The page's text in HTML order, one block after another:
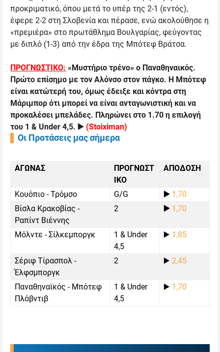
προκριματικό, όπου μετά το υπέρ της 2-1 (εντός),
έφερε 2-2 στη Σλοβενία και πέρασε, ενώ ακολούθησε η
«πρεμιέρα» στο πρωτάθλημα Βουλγαρίας, φεύγοντας
με διπλό (1-3) από την έδρα της Μπότεφ Βράτσα.
ΠΡΟΓΝΩΣΤΙΚΟ: «Μυστήριο τρένο» ο Παναθηναικός.
Πρώτο επίσημο με τον Αλόνσο στον πάγκο. Η Μπότεφ
είναι κατώτερή του, όμως έδειξε και κόντρα στη
Μάριμπορ ότι μπορεί να είναι ανταγωνιστική και να
προκαλέσει μπελάδες. Πληρώνει στο 1.70 η επιλογή
του 1 & Under 4,5. ▶️ (Stoiximan)
Οι Προτάσεις μας σήμερα
ΑΓΩΝΑΣ
ΠΡΟΓΝΩΣΤ
ΙΚΟ
ΑΠΟΔΟΣΗ
Κουόπιο - Τρόμσο G/G ▶️ 1,70
Βίσλα Κρακοβίας -
Ραπίντ Βιέννης
2 ▶️ 1,70
Μόλντε - Σίλκεμποργκ
1 & Under
4,5
▶️ 1,85
Σέριφ Τίρασπολ -
Έλφσμποργκ
2 ▶️ 2,45
Παναθηναϊκός - Μπότεφ
Πλόβντιβ
1 & Under
4,5
▶️ 1,70